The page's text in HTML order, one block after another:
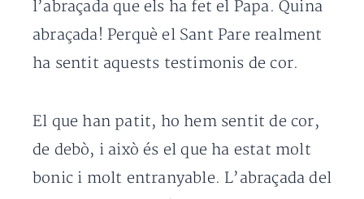
l’abraçada que els ha fet el Papa. Quina
abraçada! Perquè el Sant Pare realment
ha sentit aquests testimonis de cor.
El que han patit, ho hem sentit de cor,
de debò, i això és el que ha estat molt
bonic i molt entranyable. L’abraçada del